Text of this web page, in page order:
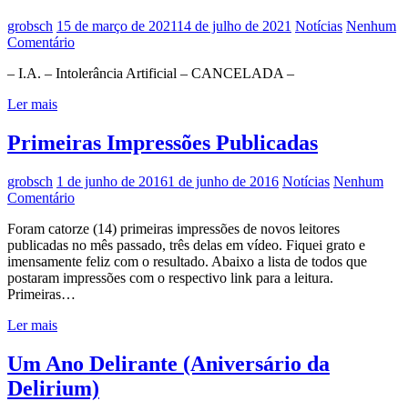
grobsch 15 de março de 202114 de julho de 2021 Notícias Nenhum
Comentário
– I.A. – Intolerância Artificial – CANCELADA –
Ler mais
Primeiras Impressões Publicadas
grobsch 1 de junho de 20161 de junho de 2016 Notícias Nenhum
Comentário
Foram catorze (14) primeiras impressões de novos leitores
publicadas no mês passado, três delas em vídeo. Fiquei grato e
imensamente feliz com o resultado. Abaixo a lista de todos que
postaram impressões com o respectivo link para a leitura.
Primeiras…
Ler mais
Um Ano Delirante (Aniversário da
Delirium)